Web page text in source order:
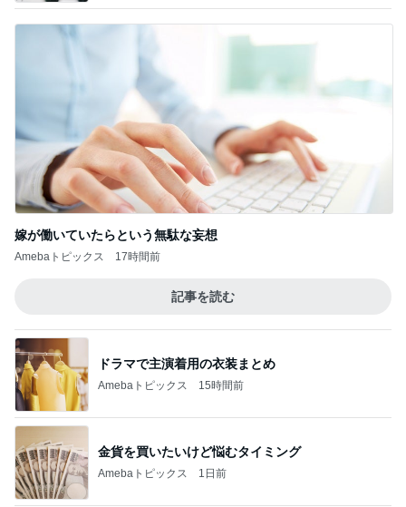
嫁が働いていたらという無駄な妄想
Amebaトピックス 17時間前
記事を読む
ドラマで主演着用の衣装まとめ
Amebaトピックス 15時間前
金貨を買いたいけど悩むタイミング
Amebaトピックス 1日前